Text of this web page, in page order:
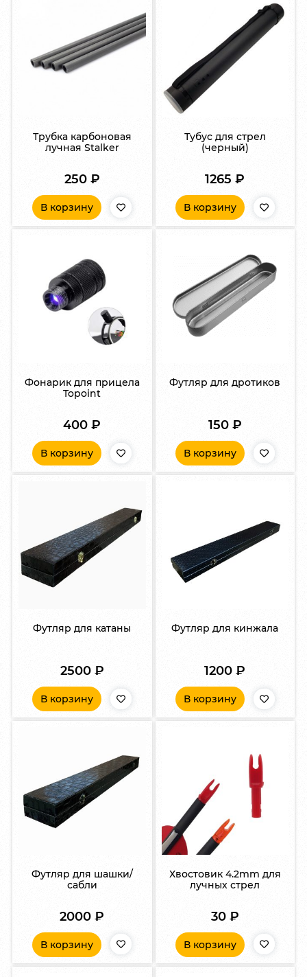
Трубка карбоновая
лучная Stalker
250 ₽
В корзину
Тубус для стрел
(черный)
1265₽
В корзину
Фонарик для прицела
Topoint
400₽
В корзину
Футляр для дротиков
150 ₽
В корзину
Футляр для катаны
2500 ₽
В корзину
Футляр для кинжала
1200₽
В корзину
Футляр для шашки/
сабли
2000₽
В корзину
Хвостовик 4.2mm для
лучных стрел
30 ₽
В корзину